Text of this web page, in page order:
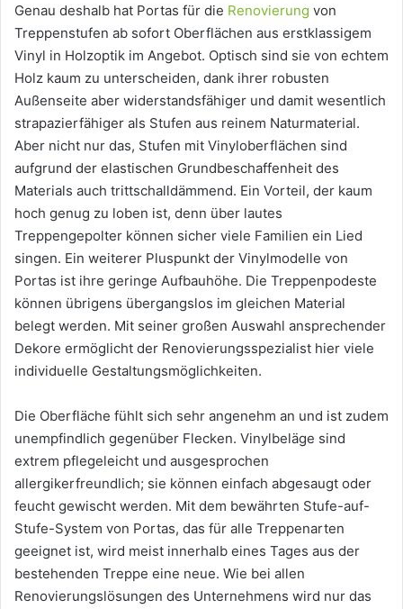
Genau deshalb hat Portas für die Renovierung von
Treppenstufen ab sofort Oberflächen aus erstklassigem
Vinyl in Holzoptik im Angebot. Optisch sind sie von echtem
Holz kaum zu unterscheiden, dank ihrer robusten
Außenseite aber widerstandsfähiger und damit wesentlich
strapazierfähiger als Stufen aus reinem Naturmaterial.
Aber nicht nur das, Stufen mit Vinyloberflächen sind
aufgrund der elastischen Grundbeschaffenheit des
Materials auch trittschalldämmend. Ein Vorteil, der kaum
hoch genug zu loben ist, denn über lautes
Treppengepolter können sicher viele Familien ein Lied
singen. Ein weiterer Pluspunkt der Vinylmodelle von
Portas ist ihre geringe Aufbauhöhe. Die Treppenpodeste
können übrigens übergangslos im gleichen Material
belegt werden. Mit seiner großen Auswahl ansprechender
Dekore ermöglicht der Renovierungsspezialist hier viele
individuelle Gestaltungsmöglichkeiten.
Die Oberfläche fühlt sich sehr angenehm an und ist zudem
unempfindlich gegenüber Flecken. Vinylbeläge sind
extrem pflegeleicht und ausgesprochen
allergikerfreundlich; sie können einfach abgesaugt oder
feucht gewischt werden. Mit dem bewährten Stufe-auf-
Stufe-System von Portas, das für alle Treppenarten
geeignet ist, wird meist innerhalb eines Tages aus der
bestehenden Treppe eine neue. Wie bei allen
Renovierungslösungen des Unternehmens wird nur das